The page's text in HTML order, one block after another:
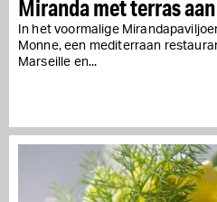
Miranda met terras
In het voormalige
Monne, een mediterraan
Marseille en...